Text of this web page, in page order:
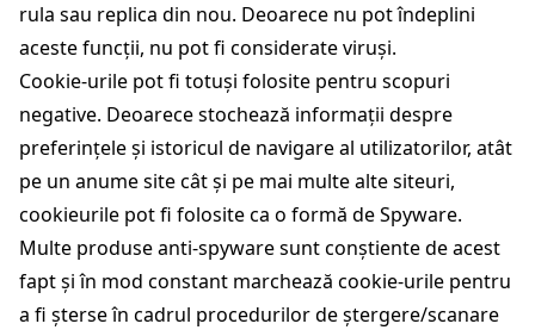
rula sau replica din nou. Deoarece nu pot îndeplini
aceste funcții, nu pot fi considerate viruși.
Cookie-urile pot fi totuși folosite pentru scopuri
negative. Deoarece stochează informații despre
preferințele și istoricul de navigare al utilizatorilor, atât
pe un anume site cât și pe mai multe alte siteuri,
cookieurile pot fi folosite ca o formă de Spyware.
Multe produse anti-spyware sunt conștiente de acest
fapt și în mod constant marchează cookie-urile pentru
a fi șterse în cadrul procedurilor de ștergere/scanare